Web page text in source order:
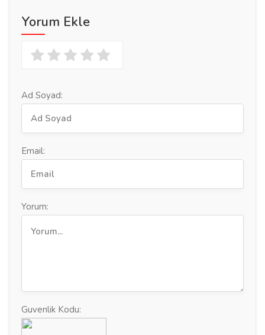
Yorum Ekle
Ad Soyad:
Email:
Yorum:
Guvenlik Kodu: